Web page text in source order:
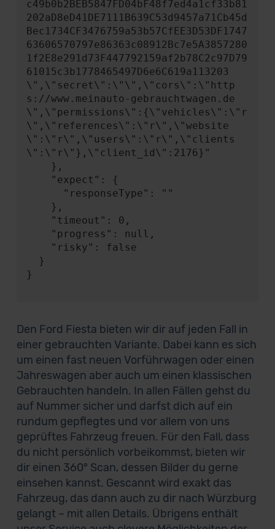
c49b0b2BEB5847FD04bF48f7ed4a1cf33b81
202aD8eD41DE7111B639C53d9457a71Cb45d
Bec1734CF3476759a53b57CfEE3D53DF1747
63606570797e86363c08912Bc7e5A3857280
1f2E8e291d73F447792159af2b78C2c97D79
61015c3b1778465497D6e6C619a113203
\",\"secret\":\"\",\"cors\":\"http
s://www.meinauto-gebrauchtwagen.de
\",\"permissions\":{\"vehicles\":\"r
\",\"references\":\"r\",\"website
\":\"r\",\"users\":\"r\",\"clients
\":\"r\"},\"client_id\":2176}"
}
Den Ford Fiesta bieten wir dir auf jeden Fall in
einer gebrauchten Variante. Dabei kann es sich
um einen fast neuen Vorführwagen oder einen
Jahreswagen aber auch um einen klassischen
Gebrauchten handeln. In allen Fällen gehst du
auf Nummer sicher und darfst dich auf ein
rundum gepflegtes und vor allem von uns
geprüftes Fahrzeug freuen. Für den Fall, dass
du nicht persönlich vorbeikommst, bieten wir
dir einen 360° Scan, dessen Bilder du gerne
einsehen kannst. Gescannt wird exakt das
Fahrzeug, das dann auch zu dir nach Würzburg
gelangt – mit allen Details. Übrigens enthält